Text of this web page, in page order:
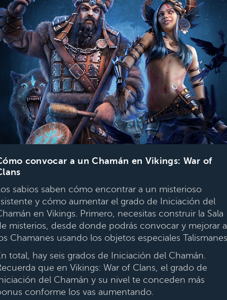
convocar a un Chamán en Vikings: War of
sabios saben cómo encontrar a un misterioso
y cómo aumentar el grado de Iniciación del
en Vikings. Primero, necesitas construir la Sala
misterios, desde donde podrás convocar y mejorar a
Chamanes usando los objetos especiales
total, hay seis grados de Iniciación del Chamán.
que en Vikings: War of Clans, el grado de
del Chamán y su nivel te conceden más
conforme los vas aumentando.